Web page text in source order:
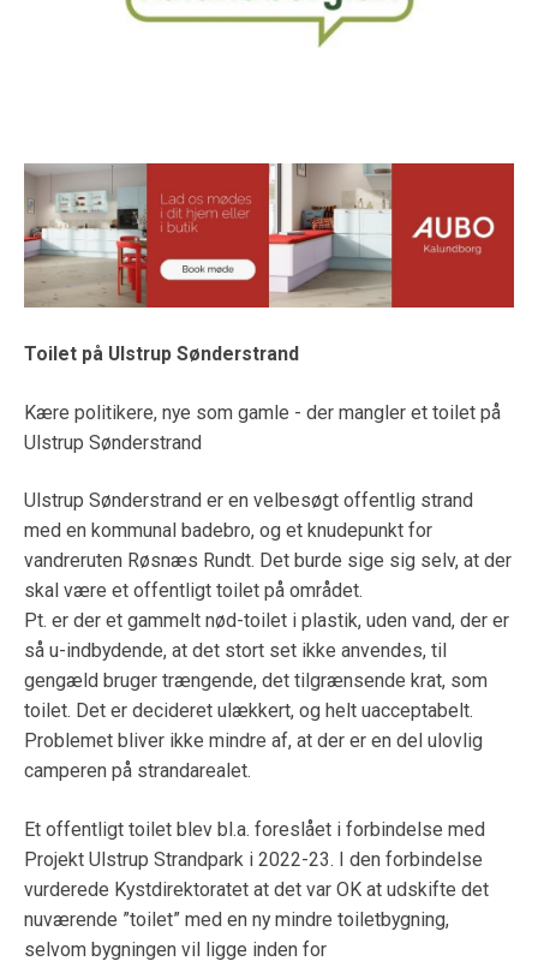
Toilet på Ulstrup Sønderstrand
Kære politikere, nye som gamle - der mangler et toilet på
Ulstrup Sønderstrand
Ulstrup Sønderstrand er en velbesøgt offentlig strand
med en kommunal badebro, og et knudepunkt for
vandreruten Røsnæs Rundt. Det burde sige sig selv, at der
skal være et offentligt toilet på området.
Pt. er der et gammelt nød-toilet i plastik, uden vand, der er
så u-indbydende, at det stort set ikke anvendes, til
gengæld bruger trængende, det tilgrænsende krat, som
toilet. Det er decideret ulækkert, og helt uacceptabelt.
Problemet bliver ikke mindre af, at der er en del ulovlig
camperen på strandarealet.
Et offentligt toilet blev bl.a. foreslået i forbindelse med
Projekt Ulstrup Strandpark i 2022-23. I den forbindelse
vurderede Kystdirektoratet at det var OK at udskifte det
nuværende ”toilet” med en ny mindre toiletbygning,
selvom bygningen vil ligge inden for